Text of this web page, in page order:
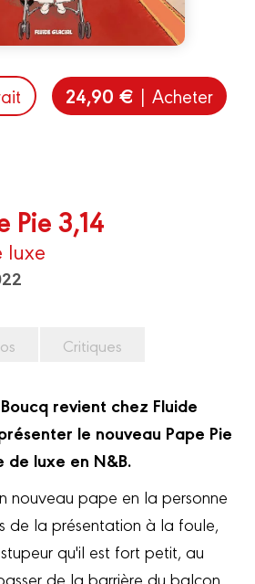
24,90 € | Acheter
Pie 3,14
luxe
Critiques
revient chez Fluide
le nouveau Pape Pie
de luxe en N&B.
nouveau pape en la personne
de la présentation à la foule,
qu'il est fort petit, au
de la barrière du balcon